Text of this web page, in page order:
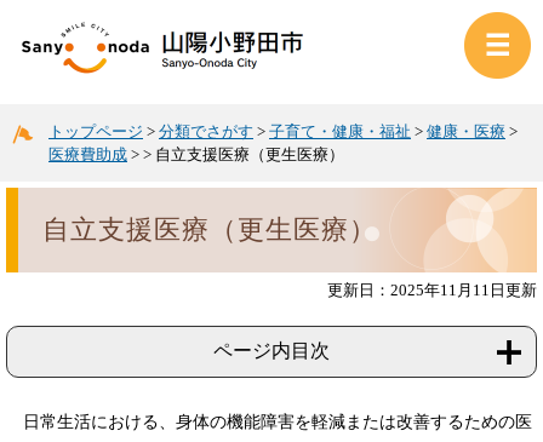
トップページ > 分類でさがす > 子育て・健康・福祉 > 健康・医療 >
医療費助成 > > 自立支援医療（更生医療）
自立支援医療（更生医療）
更新日：2025年11月11日更新
ページ内目次
日常生活における、身体の機能障害を軽減または改善するための医